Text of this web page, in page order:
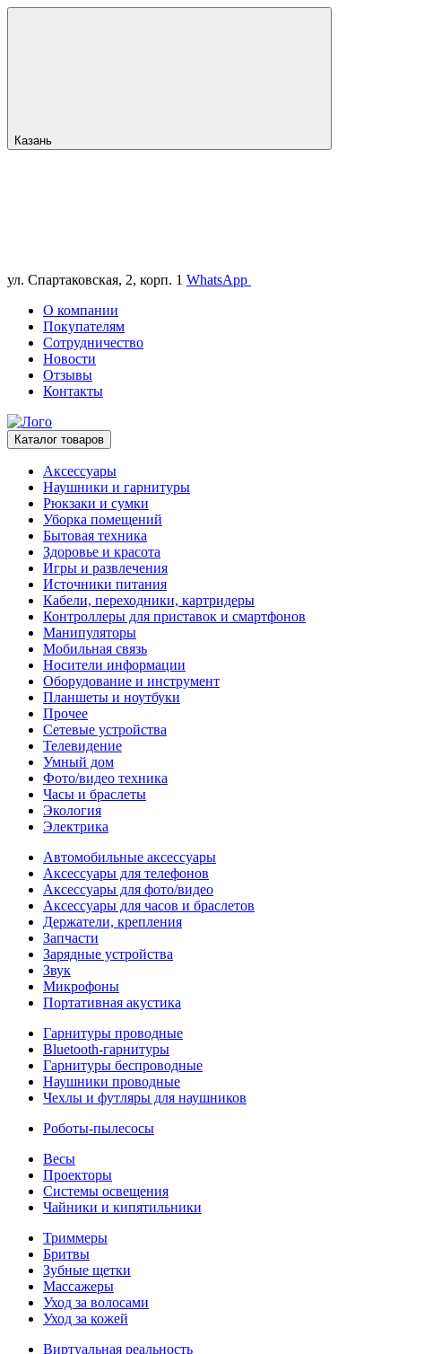
Казань
ул. Спартаковская, 2, корп. 1 WhatsApp
О компании
Покупателям
Сотрудничество
Новости
Отзывы
Контакты
Каталог товаров
Аксессуары
Наушники и гарнитуры
Рюкзаки и сумки
Уборка помещений
Бытовая техника
Здоровье и красота
Игры и развлечения
Источники питания
Кабели, переходники, картридеры
Контроллеры для приставок и смартфонов
Манипуляторы
Мобильная связь
Носители информации
Оборудование и инструмент
Планшеты и ноутбуки
Прочее
Сетевые устройства
Телевидение
Умный дом
Фото/видео техника
Часы и браслеты
Экология
Электрика
Автомобильные аксессуары
Аксессуары для телефонов
Аксессуары для фото/видео
Аксессуары для часов и браслетов
Держатели, крепления
Запчасти
Зарядные устройства
Звук
Микрофоны
Портативная акустика
Гарнитуры проводные
Bluetooth-гарнитуры
Гарнитуры беспроводные
Наушники проводные
Чехлы и футляры для наушников
Роботы-пылесосы
Весы
Проекторы
Системы освещения
Чайники и кипятильники
Триммеры
Бритвы
Зубные щетки
Массажеры
Уход за волосами
Уход за кожей
Виртуальная реальность